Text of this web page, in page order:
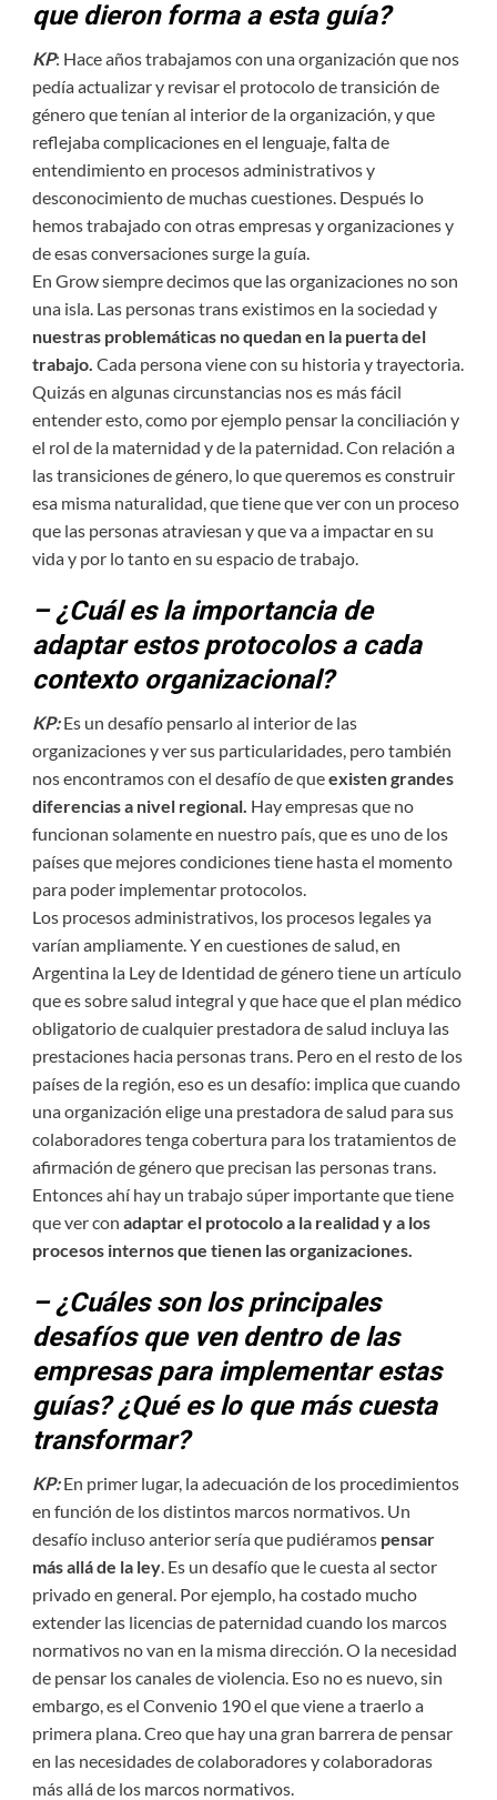
que dieron forma a esta guía?
KP: Hace años trabajamos con una organización que nos
pedía actualizar y revisar el protocolo de transición de
género que tenían al interior de la organización, y que
reflejaba complicaciones en el lenguaje, falta de
entendimiento en procesos administrativos y
desconocimiento de muchas cuestiones. Después lo
hemos trabajado con otras empresas y organizaciones y
de esas conversaciones surge la guía.
En Grow siempre decimos que las organizaciones no son
una isla. Las personas trans existimos en la sociedad y
nuestras problemáticas no quedan en la puerta del
trabajo. Cada persona viene con su historia y trayectoria.
Quizás en algunas circunstancias nos es más fácil
entender esto, como por ejemplo pensar la conciliación y
el rol de la maternidad y de la paternidad. Con relación a
las transiciones de género, lo que queremos es construir
esa misma naturalidad, que tiene que ver con un proceso
que las personas atraviesan y que va a impactar en su
vida y por lo tanto en su espacio de trabajo.
– ¿Cuál es la importancia de
adaptar estos protocolos a cada
contexto organizacional?
KP:Es un desafío pensarlo al interior de las
organizaciones y ver sus particularidades, pero también
nos encontramos con el desafío de queexisten grandes
diferencias a nivel regional. Hay empresas que no
funcionan solamente en nuestro país, que es uno de los
países que mejores condiciones tiene hasta el momento
para poder implementar protocolos.
Los procesos administrativos, los procesos legales ya
varían ampliamente. Y en cuestiones de salud, en
Argentina la Ley de Identidad de género tiene un artículo
que es sobre salud integral y que hace que el plan médico
obligatorio de cualquier prestadora de salud incluya las
prestaciones hacia personas trans. Pero en el resto de los
países de la región, eso es un desafío: implica que cuando
una organización elige una prestadora de salud para sus
colaboradores tenga cobertura para los tratamientos de
afirmación de género que precisan las personas trans.
Entonces ahí hay un trabajo súper importante que tiene
que ver con adaptar el protocolo a la realidad y a los
procesos internos que tienen las organizaciones.
– ¿Cuáles son los principales
desafíos que ven dentro de las
empresas para implementar estas
guías? ¿Qué es lo que más cuesta
transformar?
KP:En primer lugar, la adecuación de los procedimientos
en función de los distintos marcos normativos. Un
desafío incluso anterior sería que pudiéramos pensar
más allá de la ley. Es un desafío que le cuesta al sector
privado en general. Por ejemplo, ha costado mucho
extender las licencias de paternidad cuando los marcos
normativos no van en la misma dirección. O la necesidad
de pensar los canales de violencia. Eso no es nuevo, sin
embargo, es el Convenio 190 el que viene a traerlo a
primera plana. Creo que hay una gran barrera de pensar
en las necesidades de colaboradores y colaboradoras
más allá de los marcos normativos.